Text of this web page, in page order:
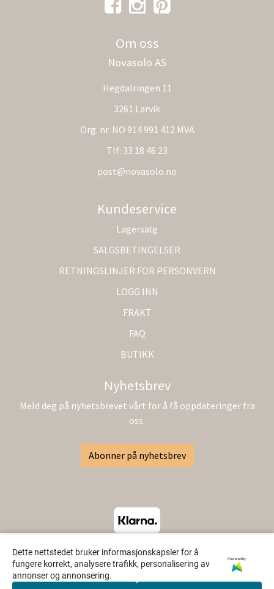
Dette nettstedet bruker informasjonskapsler for å
fungere korrekt, analysere trafikk, personalisering av
annonser og annonsering.
Powered by
Om oss
Novasolo AS
Hegdalringen 11
3261 Larvik
Org. nr. NO 914 991 412 MVA
Tlf: 33 18 46 23
post@novasolo.no
Kundeservice
Lagersalg
SALGSBETINGELSER
RETNINGSLINJER FOR PERSONVERN
LOGG INN
FRAKT
FAQ
BUTIKK
Nyhetsbrev
Meld deg på nyhetsbrevet vårt for å få oppdateringer fra
oss.
Abonner på nyhetsbrev